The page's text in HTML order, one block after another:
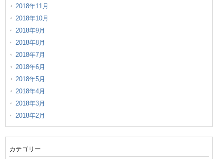
2018年11月
2018年10月
2018年9月
2018年8月
2018年7月
2018年6月
2018年5月
2018年4月
2018年3月
2018年2月
カテゴリー